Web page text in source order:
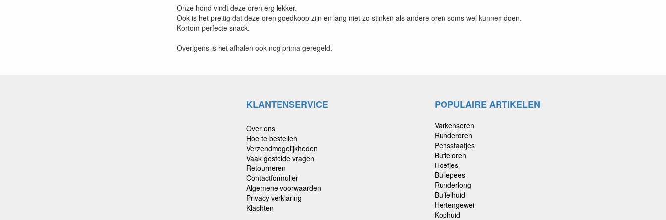
Onze hond vindt deze oren erg lekker.
Ook is het prettig dat deze oren goedkoop zijn en lang niet zo stinken als andere oren soms wel kunnen doen.
Kortom perfecte snack.
Overigens is het afhalen ook nog prima geregeld.
KLANTENSERVICE
Over ons
Hoe te bestellen
Verzendmogelijkheden
Vaak gestelde vragen
Retourneren
Contactformulier
Algemene voorwaarden
Privacy verklaring
Klachten
POPULAIRE ARTIKELEN
Varkensoren
Runderoren
Pensstaafjes
Buffeloren
Hoefjes
Bullepees
Runderlong
Buffelhuid
Hertengewei
Kophuid